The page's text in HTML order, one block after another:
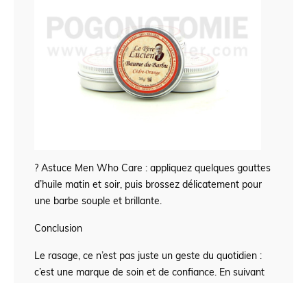
? Astuce Men Who Care : appliquez quelques gouttes
d’huile matin et soir, puis brossez délicatement pour
une barbe souple et brillante.
Conclusion
Le rasage, ce n’est pas juste un geste du quotidien :
c’est une marque de soin et de confiance. En suivant